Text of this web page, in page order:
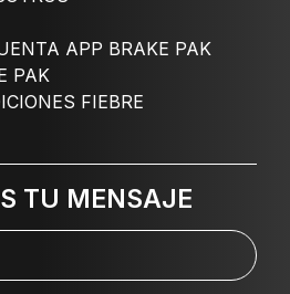
APP BRAKE PAK
PAK
FIEBRE
TU MENSAJE